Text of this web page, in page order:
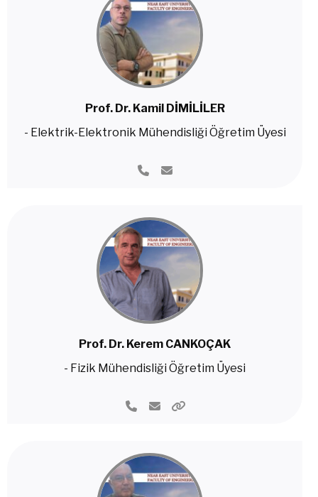
Prof. Dr. Kamil DİMİLİLER
- Elektrik-Elektronik Mühendisliği Öğretim Üyesi
Prof. Dr. Kerem CANKOÇAK
- Fizik Mühendisliği Öğretim Üyesi